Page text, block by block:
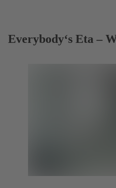
Everybody‘s Eta –